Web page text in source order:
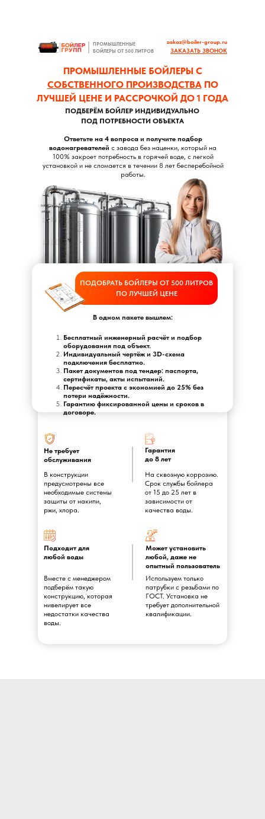
Ответьте на 4 вопроса и получите подбор
водонагревателей с завода без наценки, который на
100% закроет потребность в горячей воде, с легкой
установкой и не сломается в течении 8 лет бесперебойной
работы.
В одном пакете вышлем:
Бесплатный инженерный расчёт и подбор
оборудования под объект.
Индивидуальный чертёж и 3D-схема
подключения бесплатно.
Пакет документов под тендер: паспорта,
сертификаты, акты испытаний.
Пересчёт проекта с экономией до 25% без
потери надёжности.
Гарантию фиксированной цены и сроков в
договоре.
ПРОМЫШЛЕННЫЕ БОЙЛЕРЫ С
СОБСТВЕННОГО ПРОИЗВОДСТВАПО
ЛУЧШЕЙ ЦЕНЕ И РАССРОЧКОЙ ДО 1 ГОДА
ПОДБЕРЁМ БОЙЛЕР ИНДИВИДУАЛЬНО
ПОД ПОТРЕБНОСТИ ОБЪЕКТА
Не требует
обслуживания
В конструкции
предусмотрены все
необходимые системы
защиты от накипи,
ржи, хлора.
Гарантия
до 8 лет
ПРОМЫШЛЕННЫЕ
БОЙЛЕРЫ ОТ 500 ЛИТРОВ
На сквозную коррозию.
Срок службы бойлера
от 15 до 25 лет в
зависимости от
качества воды.
Подходит для
любой воды
Вместе с менеджером
подберём такую
конструкцию, которая
нивелирует все
недостатки качества
воды.
Может установить
любой, даже не
опытный пользователь
Используем только
патрубки с резьбами по
ГОСТ. Установка не
требует дополнительной
квалификации.
zakaz@boiler-group.ru
ЗАКАЗАТЬ ЗВОНОК
ПОДОБРАТЬ БОЙЛЕРЫ ОТ 500 ЛИТРОВ
ПО ЛУЧШЕЙ ЦЕНЕ